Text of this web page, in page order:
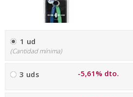
1 ud
(Cantidad mínima)
3 uds -5,61% dto.